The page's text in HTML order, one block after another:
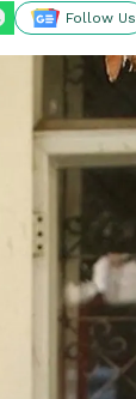
Follow Us